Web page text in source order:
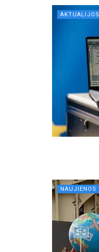
AKTUALIJOS
NAUJIENOS